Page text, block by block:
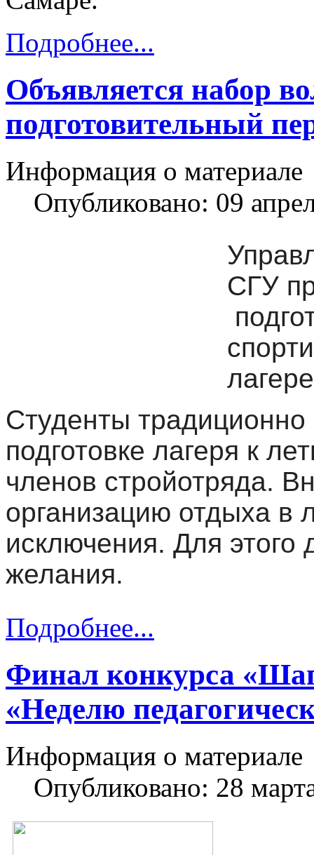
Подробнее...
Объявляется набор
подготовительный
Информация о материале
Опубликовано: 09
СГУ
Студенты
подготовке лагеря к
членов стройотряда.
организацию отдыха в
исключения. Для этого
желания.
Подробнее...
Финал конкурса
«Неделю
Информация о материале
Опубликовано: 28